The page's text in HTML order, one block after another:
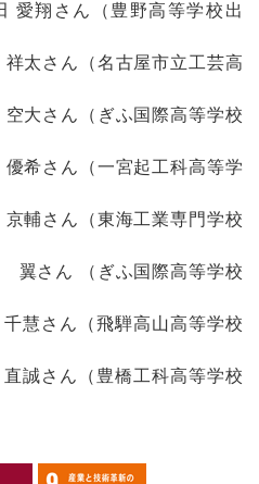
翔さん（豊野高等学校出
太さん（名古屋市立工芸高
大さん（ぎふ国際高等学校
希さん（一宮起工科高等学
輔さん（東海工業専門学校
さん （ぎふ国際高等学校
慧さん（飛騨高山高等学校
誠さん（豊橋工科高等学校